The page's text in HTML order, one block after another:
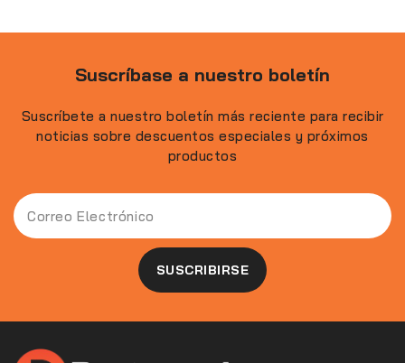
Suscríbase a nuestro boletín
Suscríbete a nuestro boletín más reciente para recibir
noticias sobre descuentos especiales y próximos
productos